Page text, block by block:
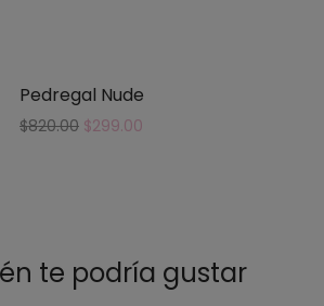
Pedregal Nude
$820.00 $299.00
te podría gustar